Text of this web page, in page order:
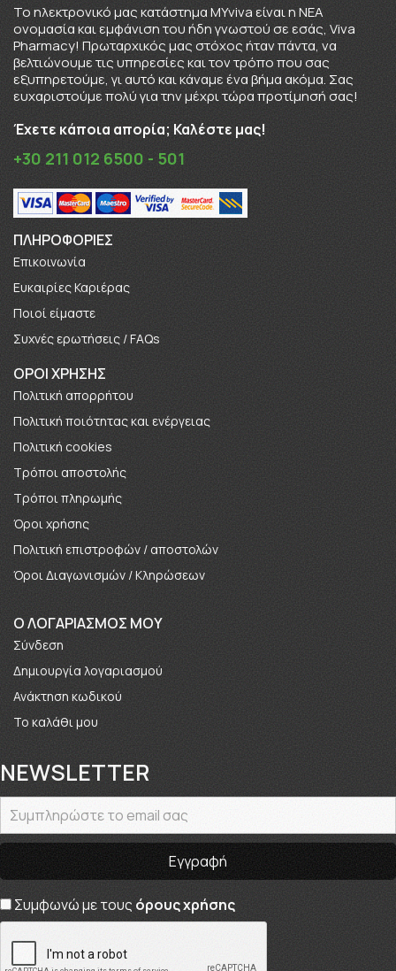
To ηλεκτρονικό μας κατάστημα MYviva είναι η ΝΕΑ
ονομασία και εμφάνιση του ήδη γνωστού σε εσάς, Viva
Pharmacy! Πρωταρχικός μας στόχος ήταν πάντα, να
βελτιώνουμε τις υπηρεσίες και τον τρόπο που σας
εξυπηρετούμε, γι αυτό και κάναμε ένα βήμα ακόμα. Σας
ευχαριστούμε πολύ για την μέχρι τώρα προτίμησή σας!
Έχετε κάποια απορία; Καλέστε μας!
+30 211 012 6500 - 501
ΠΛΗΡΟΦΟΡΊΕΣ
Επικοινωνία
Ευκαιρίες Καριέρας
Πoιοί είμαστε
Συχνές ερωτήσεις / FAQs
ΟΡΟΙ ΧΡΗΣΗΣ
Πολιτική απορρήτου
Πολιτική ποιότητας και ενέργειας
Πολιτική cookies
Τρόποι αποστολής
Τρόποι πληρωμής
Όροι χρήσης
Πολιτική επιστροφών / αποστολών
Όροι Διαγωνισμών / Κληρώσεων
O ΛΟΓΑΡΙΑΣΜΟΣ ΜΟΥ
Σύνδεση
Δημιουργία λογαριασμού
Ανάκτηση κωδικού
Το καλάθι μου
NEWSLETTER
Συμφωνώ με τους όρους χρήσης